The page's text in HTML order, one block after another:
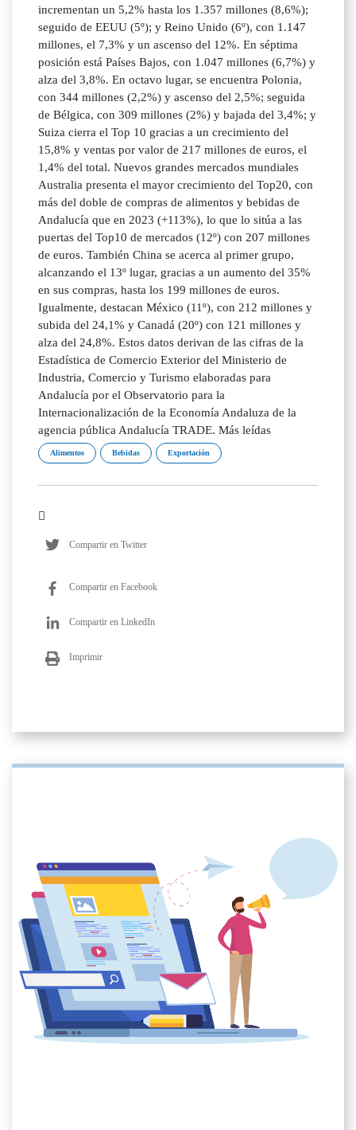
incrementan un 5,2% hasta los 1.357 millones (8,6%);
seguido de EEUU (5º); y Reino Unido (6º), con 1.147
millones, el 7,3% y un ascenso del 12%. En séptima
posición está Países Bajos, con 1.047 millones (6,7%) y
alza del 3,8%. En octavo lugar, se encuentra Polonia,
con 344 millones (2,2%) y ascenso del 2,5%; seguida
de Bélgica, con 309 millones (2%) y bajada del 3,4%; y
Suiza cierra el Top 10 gracias a un crecimiento del
15,8% y ventas por valor de 217 millones de euros, el
1,4% del total. Nuevos grandes mercados mundiales
Australia presenta el mayor crecimiento del Top20, con
más del doble de compras de alimentos y bebidas de
Andalucía que en 2023 (+113%), lo que lo sitúa a las
puertas del Top10 de mercados (12º) con 207 millones
de euros. También China se acerca al primer grupo,
alcanzando el 13º lugar, gracias a un aumento del 35%
en sus compras, hasta los 199 millones de euros.
Igualmente, destacan México (11º), con 212 millones y
subida del 24,1% y Canadá (20º) con 121 millones y
alza del 24,8%. Estos datos derivan de las cifras de la
Estadística de Comercio Exterior del Ministerio de
Industria, Comercio y Turismo elaboradas para
Andalucía por el Observatorio para la
Internacionalización de la Economía Andaluza de la
agencia pública Andalucía TRADE. Más leídas
Alimentos Bebidas Exportación
Compartir en Twitter
Compartir en Facebook
Compartir en LinkedIn
Imprimir